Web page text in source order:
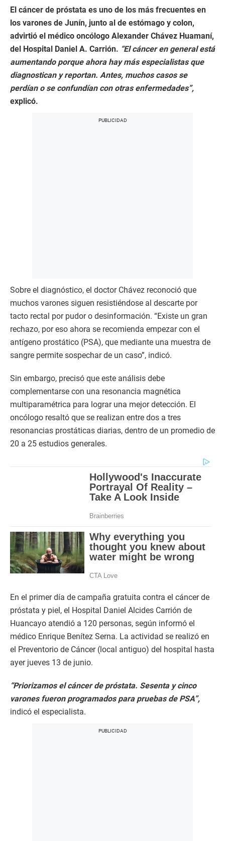
El cáncer de próstata es uno de los más frecuentes en
los varones de Junín, junto al de estómago y colon,
advirtió el médico oncólogo Alexander Chávez Huamaní,
del Hospital Daniel A. Carrión. “El cáncer en general está
aumentando porque ahora hay más especialistas que
diagnostican y reportan. Antes, muchos casos se
perdían o se confundían con otras enfermedades”,
explicó.
Sobre el diagnóstico, el doctor Chávez reconoció que
muchos varones siguen resistiéndose al descarte por
tacto rectal por pudor o desinformación. “Existe un gran
rechazo, por eso ahora se recomienda empezar con el
antígeno prostático (PSA), que mediante una muestra de
sangre permite sospechar de un caso”, indicó.
Sin embargo, precisó que este análisis debe
complementarse con una resonancia magnética
multiparamétrica para lograr una mejor detección. El
oncólogo resaltó que se realizan entre dos a tres
resonancias prostáticas diarias, dentro de un promedio de
20 a 25 estudios generales.
En el primer día de campaña gratuita contra el cáncer de
próstata y piel, el Hospital Daniel Alcides Carrión de
Huancayo atendió a 120 personas, según informó el
médico Enrique Benítez Serna. La actividad se realizó en
el Preventorio de Cáncer (local antiguo) del hospital hasta
ayer jueves 13 de junio.
“Priorizamos el cáncer de próstata. Sesenta y cinco
varones fueron programados para pruebas de PSA”,
indicó el especialista.